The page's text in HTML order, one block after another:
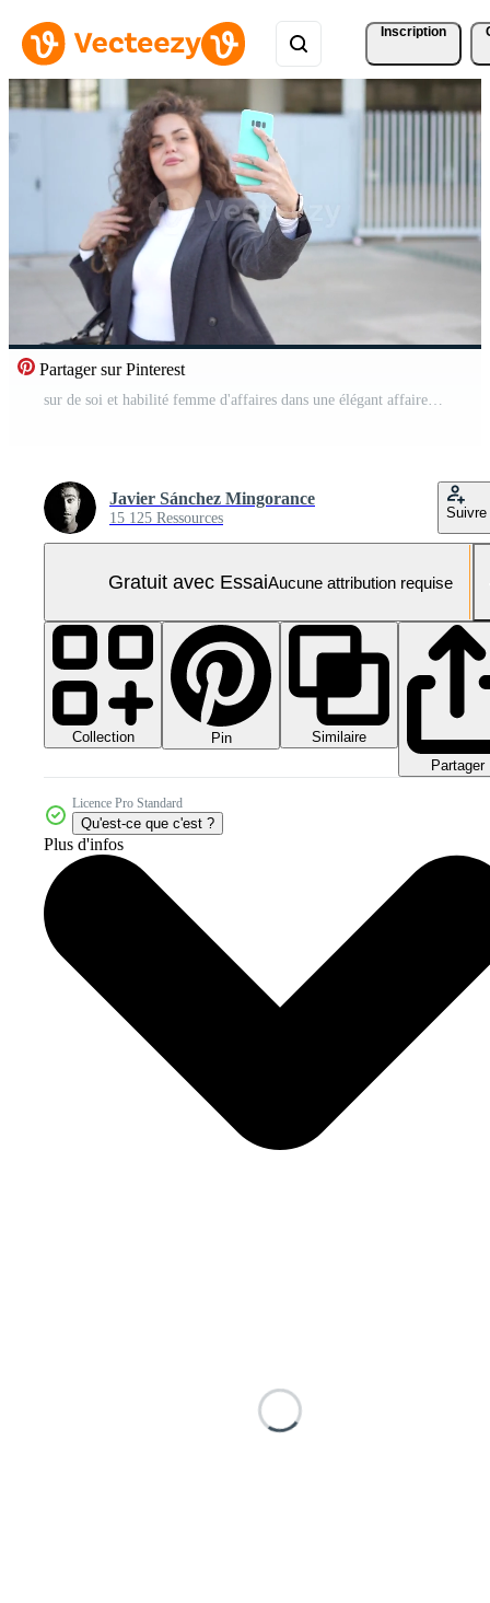
Inscription
Partager sur Pinterest
sur de soi et habilité femme d'affaires dans une élégant affaires costume spectacles sa professionnalisme Vidéo Pro
Javier Sánchez Mingorance
15 125 Ressources Suivre
Gratuit avec EssaiAucune attribution requise
Collection Pin
Similaire
Partager
Licence Pro Standard
Qu'est-ce que c'est ?
Plus d'infos